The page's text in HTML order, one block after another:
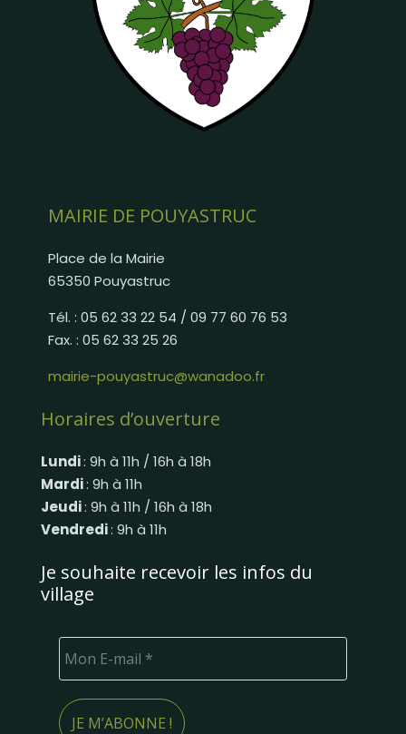
MAIRIE DE POUYASTRUC
Place de la Mairie
65350 Pouyastruc
Tél. : 05 62 33 22 54 / 09 77 60 76 53
Fax. : 05 62 33 25 26
mairie-pouyastruc@wanadoo.fr
Horaires d’ouverture
Lundi: 9h à 11h / 16h à 18h
Mardi: 9h à 11h
Jeudi: 9h à 11h / 16h à 18h
Vendredi: 9h à 11h
Je souhaite recevoir les infos du
village